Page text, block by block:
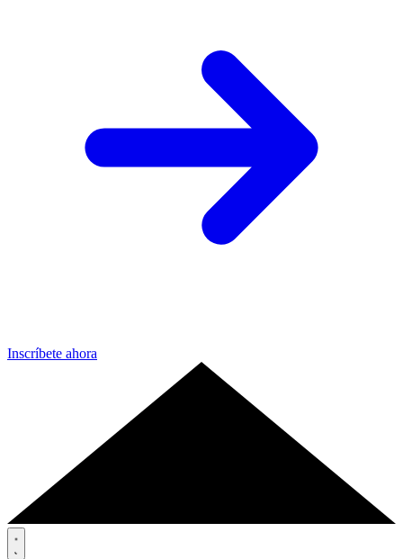
Inscríbete ahora